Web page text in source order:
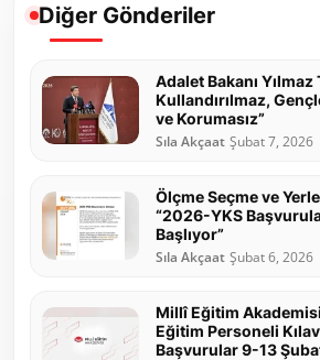
Diğer Gönderiler
Adalet Bakanı Yılmaz
Kullandırılmaz,
ve Korumasız”
Sıla Akçaat Şubat 7, 2026
Ölçme Seçme ve
“2026-YKS
Başlıyor”
Sıla Akçaat Şubat 6, 2026
Millî Eğitim
Eğitim Personeli
Başvurular 9-13